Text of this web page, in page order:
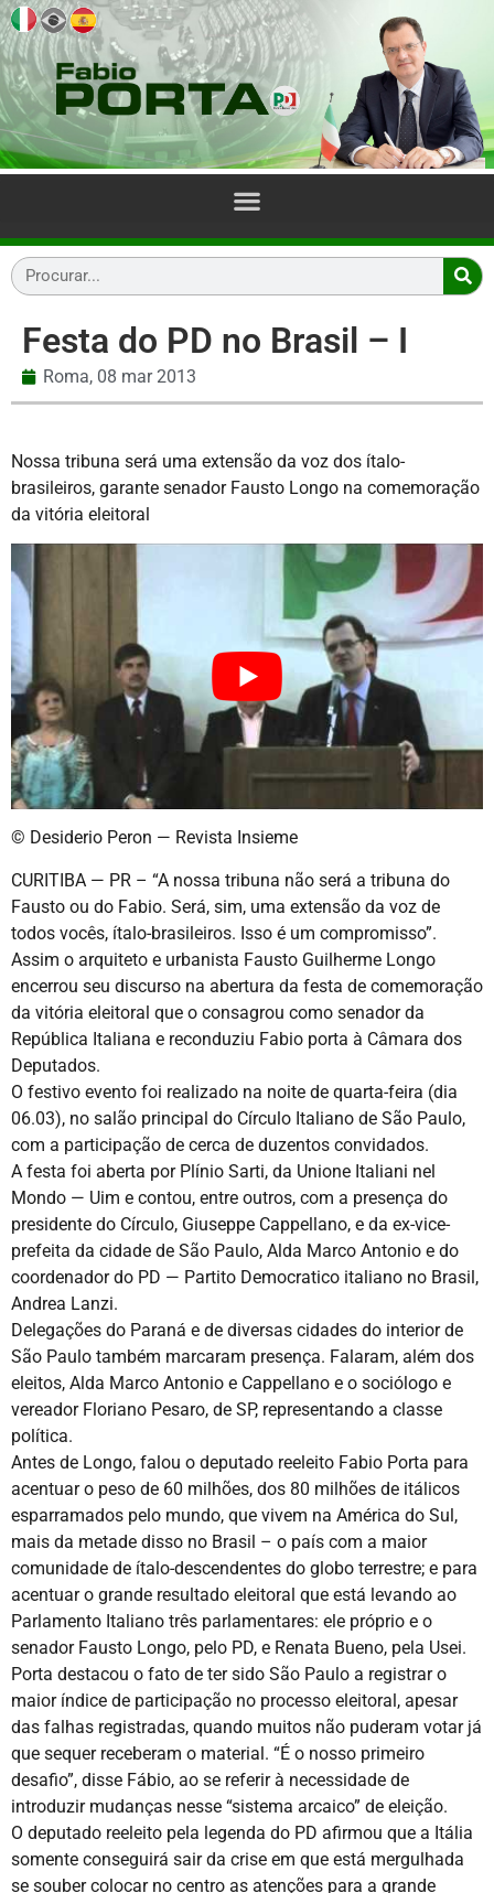
Festa do PD no Brasil – I
Roma, 08 mar 2013
Nossa tribuna será uma extensão da voz dos ítalo-
brasileiros, garante senador Fausto Longo na comemoração
da vitória eleitoral
© Desiderio Peron — Revista Insieme
CURITIBA — PR – “A nossa tribuna não será a tribuna do
Fausto ou do Fabio. Será, sim, uma extensão da voz de
todos vocês, ítalo-brasileiros. Isso é um compromisso”.
Assim o arquiteto e urbanista Fausto Guilherme Longo
encerrou seu discurso na abertura da festa de comemoração
da vitória eleitoral que o consagrou como senador da
República Italiana e reconduziu Fabio porta à Câmara dos
Deputados.
O festivo evento foi realizado na noite de quarta-feira (dia
06.03), no salão principal do Círculo Italiano de São Paulo,
com a participação de cerca de duzentos convidados.
A festa foi aberta por Plínio Sarti, da Unione Italiani nel
Mondo — Uim e contou, entre outros, com a presença do
presidente do Círculo, Giuseppe Cappellano, e da ex-vice-
prefeita da cidade de São Paulo, Alda Marco Antonio e do
coordenador do PD — Partito Democratico italiano no Brasil,
Andrea Lanzi.
Delegações do Paraná e de diversas cidades do interior de
São Paulo também marcaram presença. Falaram, além dos
eleitos, Alda Marco Antonio e Cappellano e o sociólogo e
vereador Floriano Pesaro, de SP, representando a classe
política.
Antes de Longo, falou o deputado reeleito Fabio Porta para
acentuar o peso de 60 milhões, dos 80 milhões de itálicos
esparramados pelo mundo, que vivem na América do Sul,
mais da metade disso no Brasil – o país com a maior
comunidade de ítalo-descendentes do globo terrestre; e para
acentuar o grande resultado eleitoral que está levando ao
Parlamento Italiano três parlamentares: ele próprio e o
senador Fausto Longo, pelo PD, e Renata Bueno, pela Usei.
Porta destacou o fato de ter sido São Paulo a registrar o
maior índice de participação no processo eleitoral, apesar
das falhas registradas, quando muitos não puderam votar já
que sequer receberam o material. “É o nosso primeiro
desafio”, disse Fábio, ao se referir à necessidade de
introduzir mudanças nesse “sistema arcaico” de eleição.
O deputado reeleito pela legenda do PD afirmou que a Itália
somente conseguirá sair da crise em que está mergulhada
se souber colocar no centro as atenções para a grande